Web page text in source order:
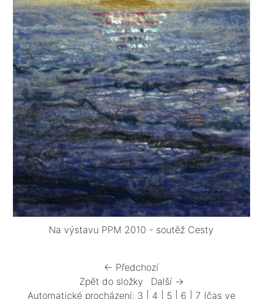
Na výstavu PPM 2010 - soutěž Cesty
← Předchozí
Zpět do složky
Další →
Automatické procházení: 3 4 5 6 7 (čas ve